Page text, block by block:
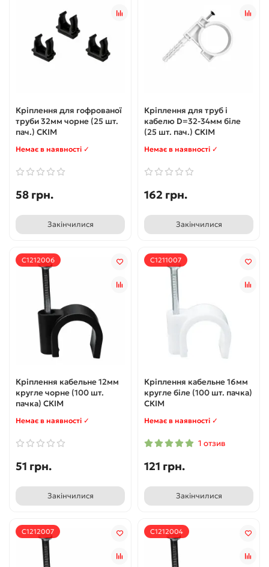
Кріплення для гофрованої
труби 32мм чорне (25 шт.
пач.) СКІМ
Немає в наявності ✓
58 грн.
Закінчилися
Кріплення для труб і
кабелю D=32-34мм біле
(25 шт. пач.) СКІМ
Немає в наявності ✓
162 грн.
Закінчилися
С1212006
Кріплення кабельне 12мм
кругле чорне (100 шт.
пачка) СКІМ
Немає в наявності ✓
51 грн.
Закінчилися
С1211007
Кріплення кабельне 16мм
кругле біле (100 шт. пачка)
СКІМ
Немає в наявності ✓
1 отзив
121 грн.
Закінчилися
С1212007 С1212004